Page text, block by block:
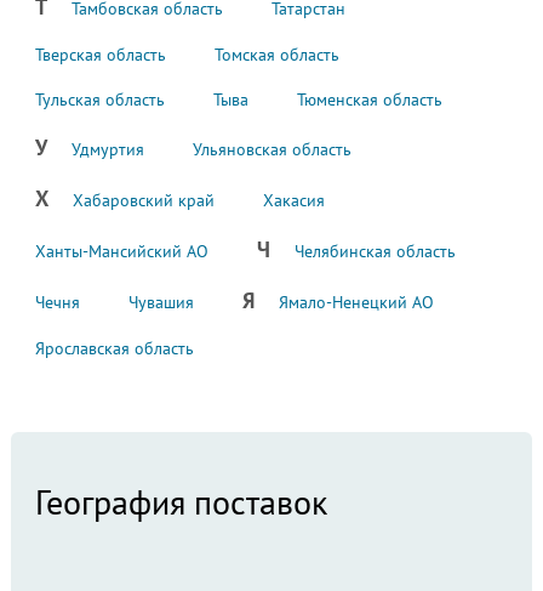
Т Тамбовская область Татарстан
Тверская область Томская область
Тульская область Тыва Тюменская область
У Удмуртия Ульяновская область
Х Хабаровский край Хакасия
Ханты-Мансийский АО Ч Челябинская область
Чечня Чувашия Я Ямало-Ненецкий АО
Ярославская область
География поставок